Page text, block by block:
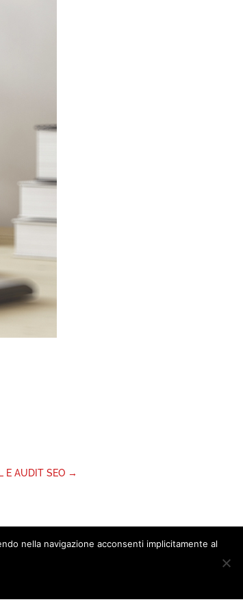
E AUDIT SEO →
nella navigazione acconsenti implicitamente al